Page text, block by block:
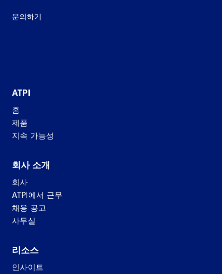
문의하기
ATPI
홈
제품
지속 가능성
회사 소개
회사
ATPI에서 근무
채용 공고
사무실
리소스
인사이트